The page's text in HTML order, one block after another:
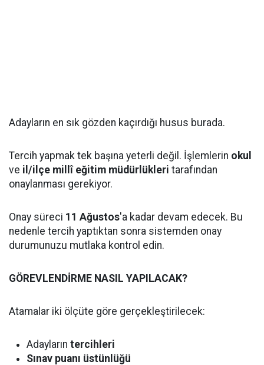
Adayların en sık gözden kaçırdığı husus burada.
Tercih yapmak tek başına yeterli değil. İşlemlerin okul
ve il/ilçe millî eğitim müdürlükleri tarafından
onaylanması gerekiyor.
Onay süreci 11 Ağustos'a kadar devam edecek. Bu
nedenle tercih yaptıktan sonra sistemden onay
durumunuzu mutlaka kontrol edin.
GÖREVLENDİRME NASIL YAPILACAK?
Atamalar iki ölçüte göre gerçekleştirilecek:
Adayların tercihleri
Sınav puanı üstünlüğü